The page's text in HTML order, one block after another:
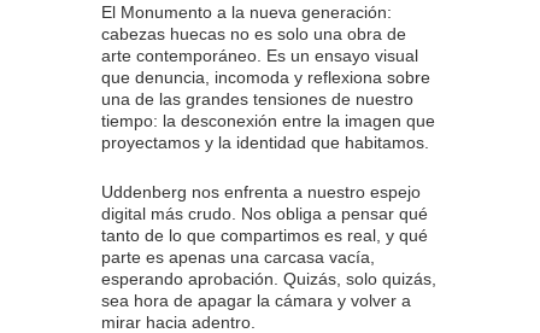
El Monumento a la nueva generación:
cabezas huecas no es solo una obra de
arte contemporáneo. Es un ensayo visual
que denuncia, incomoda y reflexiona sobre
una de las grandes tensiones de nuestro
tiempo: la desconexión entre la imagen que
proyectamos y la identidad que habitamos.
Uddenberg nos enfrenta a nuestro espejo
digital más crudo. Nos obliga a pensar qué
tanto de lo que compartimos es real, y qué
parte es apenas una carcasa vacía,
esperando aprobación. Quizás, solo quizás,
sea hora de apagar la cámara y volver a
mirar hacia adentro.